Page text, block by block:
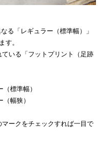
る「レギュラー（標準幅）」
す。
いる「フットプリント（足跡
標準幅）
幅狭）
ークをチェックすれば一目で